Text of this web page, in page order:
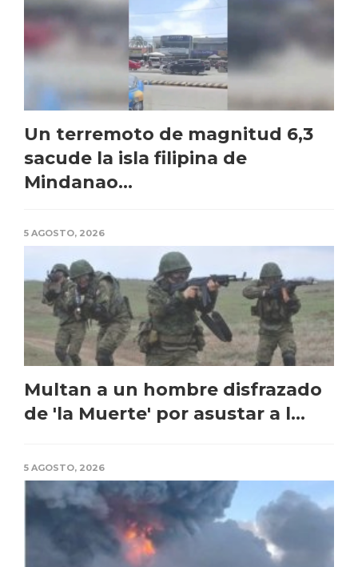
Un terremoto de magnitud 6,3
sacude la isla filipina de
Mindanao...
5 AGOSTO, 2026
Multan a un hombre disfrazado
de 'la Muerte' por asustar a l...
5 AGOSTO, 2026